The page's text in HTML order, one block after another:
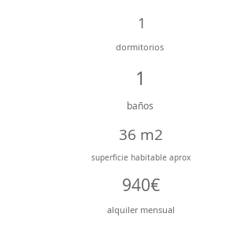
1
dormitorios
1
baños
36 m2
superficie habitable aprox
940€
alquiler mensual